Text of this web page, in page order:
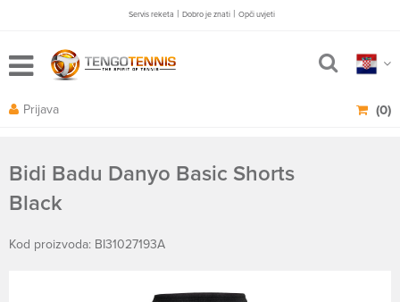
Servis reketa | Dobro je znati | Opči uvjeti
(0)
Prijava
Bidi Badu Danyo Basic Shorts
Black
Kod proizvoda: BI31027193A